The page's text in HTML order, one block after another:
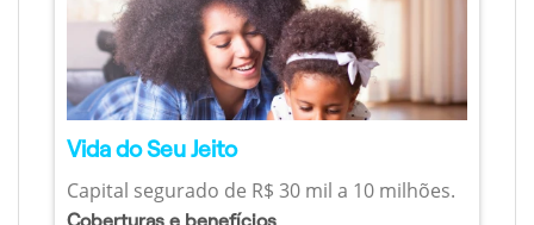
Vida do Seu Jeito
Capital segurado de R$ 30 mil a 10 milhões.
Coberturas e benefícios